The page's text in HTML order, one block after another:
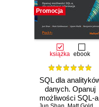
Promocja
książka ebook
SQL dla
danych. Opanuj
możliwości SQL-